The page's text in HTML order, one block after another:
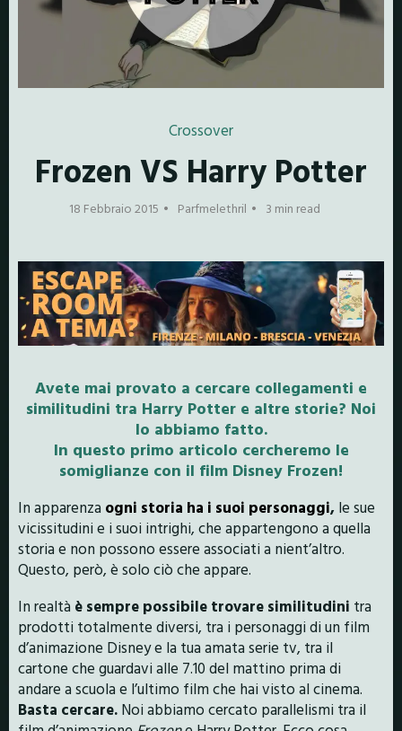
Crossover
Frozen VS Harry Potter
18 Febbraio 2015 Parfmelethril 3 min read
Avete mai provato a cercare collegamenti e
similitudini tra Harry Potter e altre storie? Noi
lo abbiamo fatto.
In questo primo articolo cercheremo le
somiglianze con il film Disney Frozen!
In apparenza ogni storia ha i suoi personaggi, le sue
vicissitudini e i suoi intrighi, che appartengono a quella
storia e non possono essere associati a nient’altro.
Questo, però, è solo ciò che appare.
In realtà è sempre possibile trovare similitudini tra
prodotti totalmente diversi, tra i personaggi di un film
d’animazione Disney e la tua amata serie tv, tra il
cartone che guardavi alle 7.10 del mattino prima di
andare a scuola e l’ultimo film che hai visto al cinema.
Basta cercare. Noi abbiamo cercato parallelismi tra il